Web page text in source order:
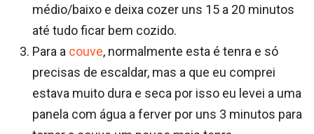
médio/baixo e deixa cozer uns 15 a 20 minutos
até tudo ficar bem cozido.
Para a couve, normalmente esta é tenra e só
precisas de escaldar, mas a que eu comprei
estava muito dura e seca por isso eu levei a uma
panela com água a ferver por uns 3 minutos para